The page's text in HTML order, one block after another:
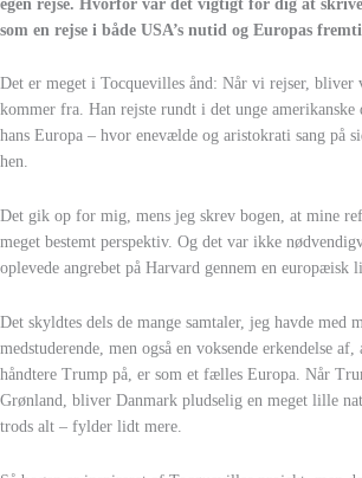
egen rejse. Hvorfor var det vigtigt for dig at skrive
som en rejse i både USA’s nutid og Europas
Det er meget i Tocquevilles ånd: Når vi rejser, bliver
kommer fra. Han rejste rundt i det unge
hans Europa – hvor enevælde og aristokrati sang på
hen.
Det gik op for mig, mens jeg skrev bogen, at mine
meget bestemt perspektiv. Og det var ikke
oplevede angrebet på Harvard gennem en europæisk
Det skyldtes dels de mange samtaler, jeg havde med
medstuderende, men også en voksende erkendelse af,
håndtere Trump på, er som et fælles Europa. Når
Grønland, bliver Danmark pludselig en meget lille
trods alt – fylder lidt mere.